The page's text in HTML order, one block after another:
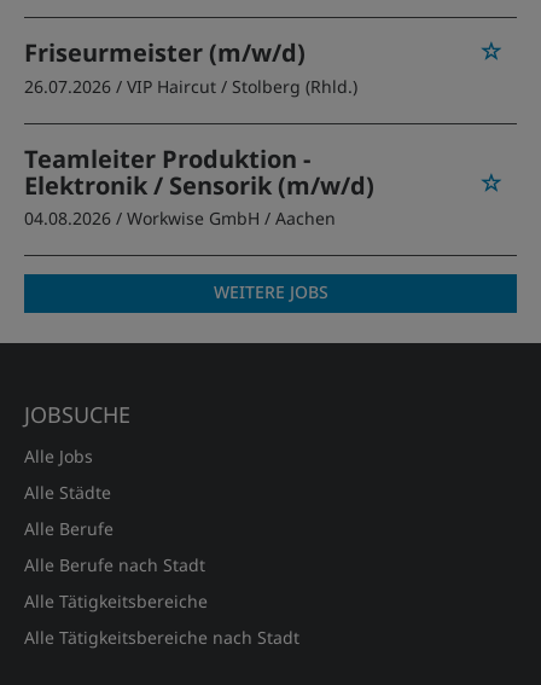
Friseurmeister (m/w/d)
26.07.2026 / VIP Haircut / Stolberg (Rhld.)
Teamleiter Produktion -
Elektronik / Sensorik (m/w/d)
04.08.2026 / Workwise GmbH / Aachen
WEITERE JOBS
JOBSUCHE
Alle Jobs
Alle Städte
Alle Berufe
Alle Berufe nach Stadt
Alle Tätigkeitsbereiche
Alle Tätigkeitsbereiche nach Stadt